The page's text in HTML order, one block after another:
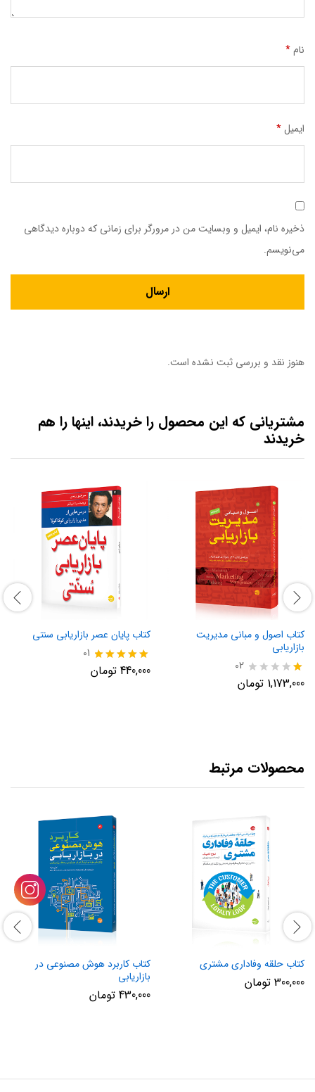
نام*
ایمیل*
ذخیره نام، ایمیل و وبسایت من در مرورگر برای زمانی که دوباره دیدگاهی
می‌نویسم.
هنوز نقد و بررسی ثبت نشده است.
مشتریانی که این محصول را خریدند، اینها را هم
خریدند
کتاب اصول و مبانی مدیریت
بازاریابی
نم
02
1,173,000 تومان
کتاب پایان عصر بازاریابی سنتی
نمره
5.00
01
440,000 تومان
محصولات مرتبط
کتاب حلقه وفاداری مشتری
300,000 تومان
کتاب کاربرد هوش مصنوعی در
بازاریابی
430,000 تومان